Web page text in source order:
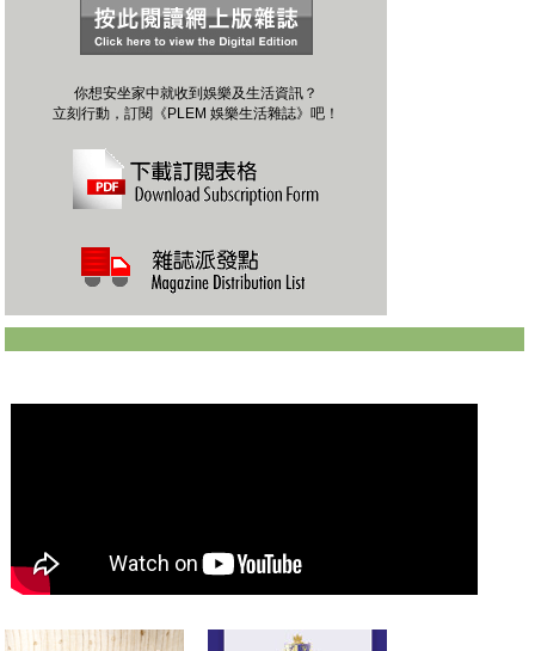
你想安坐家中就收到娛樂及生活資訊？
立刻行動，訂閱《PLEM 娛樂生活雜誌》吧！